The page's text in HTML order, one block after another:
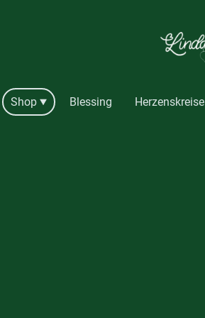
Shop Blessing Herzenskreise